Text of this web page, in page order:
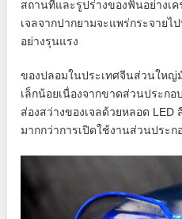
สถานที่และรูปร่างของฟันอย่างเ
เจลจากปากยามจะแพร่กระจายไ
อย่างรุนแรง
ของปลอมในประเทศจีนส่วนใหญ่
เล็กน้อยเนื่องจากขาดส่วนประก
ส่องสว่างของเจลด้วยหลอด LED
มากกว่าการเปิดใช้งานส่วนประก